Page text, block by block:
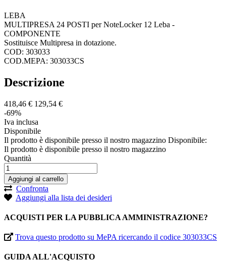
LEBA
MULTIPRESA 24 POSTI per NoteLocker 12 Leba -
COMPONENTE
Sostituisce Multipresa in dotazione.
COD: 303033
COD.MEPA: 303033CS
Descrizione
418,46 € 129,54 €
-69%
Iva inclusa
Disponibile
Il prodotto è disponibile presso il nostro magazzino Disponibile:
Il prodotto è disponibile presso il nostro magazzino
Quantità
Aggiungi al carrello
Confronta
Aggiungi alla lista dei desideri
ACQUISTI PER LA PUBBLICA AMMINISTRAZIONE?
Trova questo prodotto su MePA ricercando il codice 303033CS
GUIDA ALL'ACQUISTO